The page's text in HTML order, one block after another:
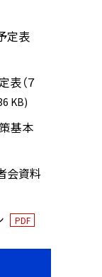
定表
（７
KB)
基本
会資料
PDF